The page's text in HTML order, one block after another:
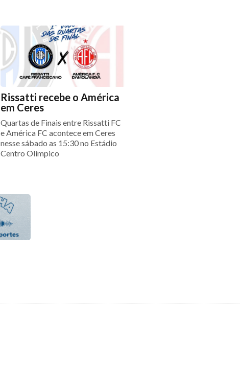
Rissatti recebe o América
em Ceres
Quartas de Finais entre Rissatti FC
e América FC acontece em Ceres
nesse sábado as 15:30 no Estádio
Centro Olímpico